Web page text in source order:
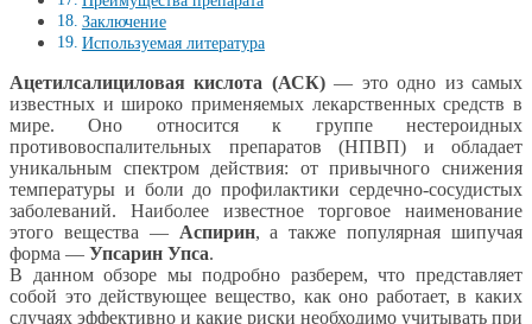
Заключение
Используемая литература
Ацетилсалициловая кислота (АСК)— это одно из самых
известных и широко применяемых лекарственных средств в
мире. Оно относится к группе нестероидных
противовоспалительных препаратов (НПВП) и обладает
уникальным спектром действия: от привычного снижения
температуры и боли до профилактики сердечно-сосудистых
заболеваний. Наиболее известное торговое наименование
этого вещества — Аспирин, а также популярная шипучая
форма — Упсарин Упса.
В данном обзоре мы подробно разберем, что представляет
собой это действующее вещество, как оно работает, в каких
случаях эффективно и какие риски необходимо учитывать при